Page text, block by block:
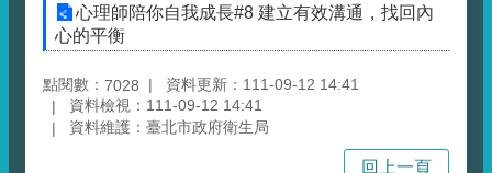
心理師陪你自我成長#8 建立有效溝通，找回內
心的平衡
點閱數： 7028
資料更新：111-09-12 14:41
資料檢視：111-09-12 14:41
資料維護：臺北市政府衛生局
回上一頁